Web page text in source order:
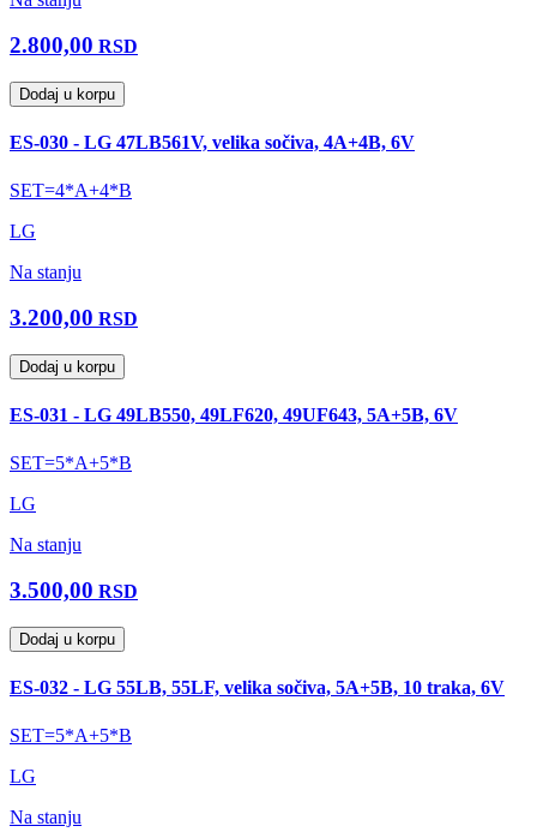
2.800,00 RSD
Dodaj u korpu
ES-030 - LG 47LB561V, velika sočiva, 4A+4B, 6V
SET=4*A+4*B
LG
Na stanju
3.200,00 RSD
Dodaj u korpu
ES-031 - LG 49LB550, 49LF620, 49UF643, 5A+5B, 6V
SET=5*A+5*B
LG
Na stanju
3.500,00 RSD
Dodaj u korpu
ES-032 - LG 55LB, 55LF, velika sočiva, 5A+5B, 10 traka, 6V
SET=5*A+5*B
LG
Na stanju